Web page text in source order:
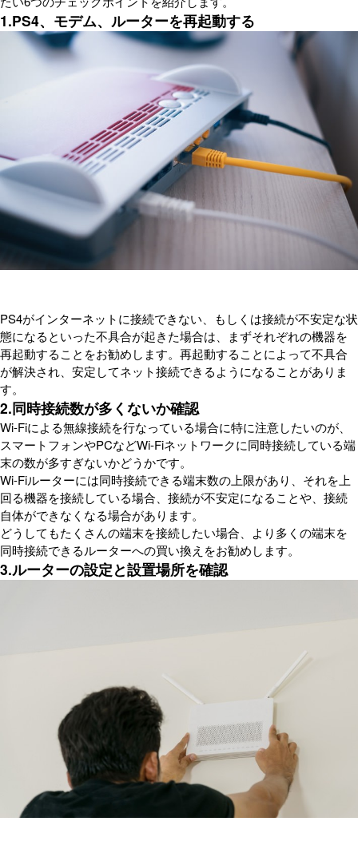
1.PS4、モデム、ルーターを再起動する
PS4がインターネットに接続できない、もしくは接続が不安定な状
態になるといった不具合が起きた場合は、まずそれぞれの機器を
再起動することをお勧めします。再起動することによって不具合
が解決され、安定してネット接続できるようになることがありま
す。
2.同時接続数が多くないか確認
Wi-Fiによる無線接続を行なっている場合に特に注意したいのが、
スマートフォンやPCなどWi-Fiネットワークに同時接続している端
末の数が多すぎないかどうかです。
Wi-Fiルーターには同時接続できる端末数の上限があり、それを上
回る機器を接続している場合、接続が不安定になることや、接続
自体ができなくなる場合があります。
どうしてもたくさんの端末を接続したい場合、より多くの端末を
同時接続できるルーターへの買い換えをお勧めします。
3.ルーターの設定と設置場所を確認